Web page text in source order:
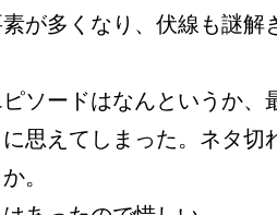
が多くなり、伏線も謎解
ソードはなんというか、
思えてしまった。ネタ切
。